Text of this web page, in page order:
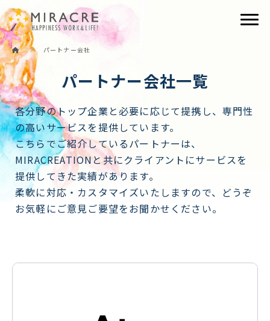
> パートナー会社
パートナー会社一覧
各分野のトップ企業と必要に応じて提携し、専門性
の高いサービスを提供しています。
こちらでご紹介しているパートナーは、
MIRACREATIONと共にクライアントにサービスを
提供してきた実績があります。
柔軟に対応・カスタマイズいたしますので、どうぞ
お気軽にご意見ご要望をお聞かせください。